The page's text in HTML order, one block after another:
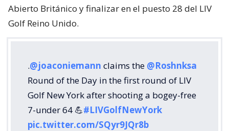
Abierto Británico y finalizar en el puesto 28 del LIV
Golf Reino Unido.
.@joaconiemann claims the @Roshnksa
Round of the Day in the first round of LIV
Golf New York after shooting a bogey-free
7-under 64 💪#LIVGolfNewYork
pic.twitter.com/SQyr9JQr8b